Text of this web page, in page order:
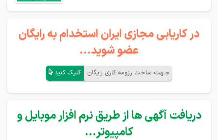
در کاریابی مجازی ایران استخدام به رایگان
عضو شوید...
جـهت ساخت رزومه کاری رایگان کلیک کنید
دریافت آگهی ها از طریق نرم افزار موبایل و
کامپیوتر...